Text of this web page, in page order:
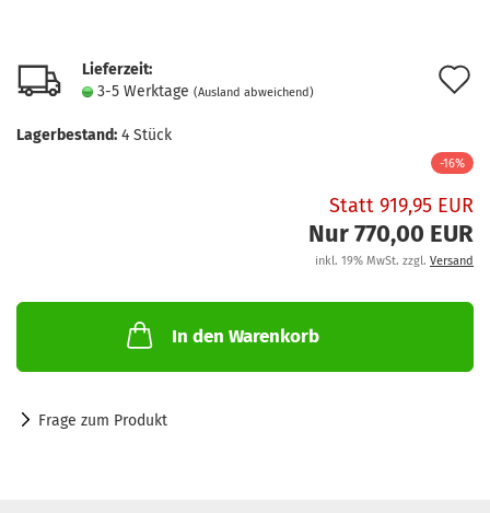
Lieferzeit:
3-5 Werktage (Ausland abweichend)
Lagerbestand: 4 Stück
-16%
Statt 919,95 EUR
Nur 770,00 EUR
inkl. 19% MwSt. zzgl. Versand
In den Warenkorb
Frage zum Produkt